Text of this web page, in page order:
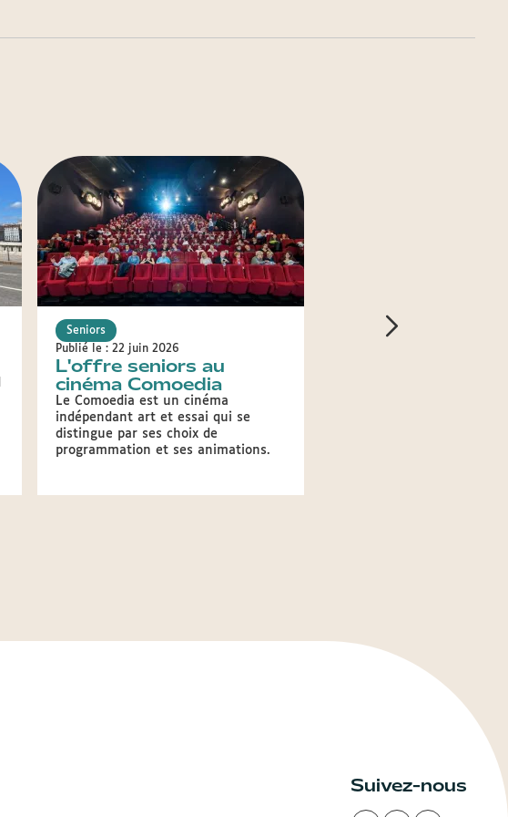
Seniors
Publié le : 22 juin 2026
L'offre seniors au
cinéma Comoedia
Le Comoedia est un cinéma
indépendant art et essai qui se
distingue par ses choix de
programmation et ses animations.
Seniors
Suivez-nous